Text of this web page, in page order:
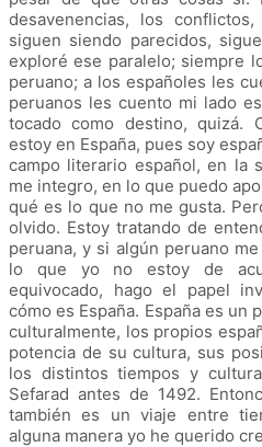
desavenencias, los
siguen siendo parecidos,
exploré ese paralelo; siempre
peruano; a los españoles les
peruanos les cuento mi lado
tocado como destino, quizá.
estoy en España, pues soy
campo literario español, en la
me integro, en lo que puedo
qué es lo que no me gusta.
olvido. Estoy tratando de
peruana, y si algún peruano
lo que yo no estoy de
equivocado, hago el papel
cómo es España. España es un
culturalmente, los propios
potencia de su cultura, sus
los distintos tiempos y
Sefarad antes de 1492.
también es un viaje entre
alguna manera yo he querido